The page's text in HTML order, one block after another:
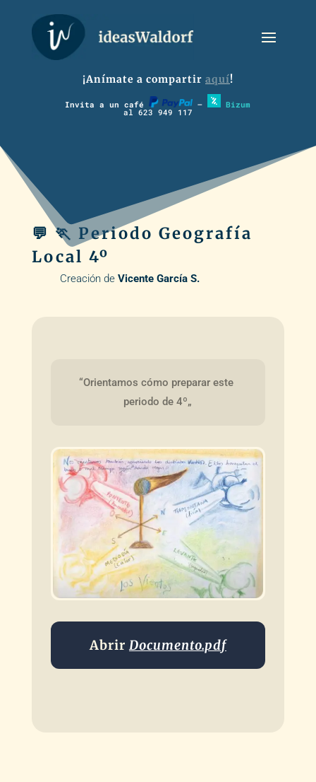
¡Anímate a compartir aquí!
Invita a un café – Bizum
al 623 949 117
💬 🏃 Periodo Geografía
Local 4º
Creación de Vicente García S.
“Orientamos cómo preparar este
periodo de 4º„
Abrir Documento.pdf